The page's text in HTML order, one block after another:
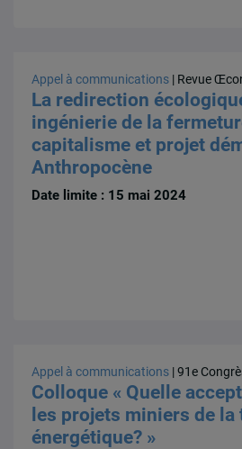
Appel à communications | Revue
La redirection
ingénierie de la
capitalisme et projet
Anthropocène
Date limite : 15 mai 2024
Appel à communications | 91e
Colloque « Quelle
les projets miniers de
énergétique? »